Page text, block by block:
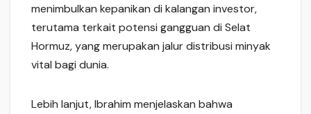
menimbulkan kepanikan di kalangan investor,
terutama terkait potensi gangguan di Selat
Hormuz, yang merupakan jalur distribusi minyak
vital bagi dunia.
Lebih lanjut, Ibrahim menjelaskan bahwa